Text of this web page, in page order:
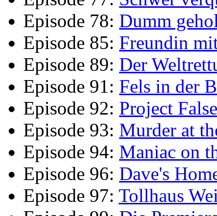
Episode 78: Dumm
Episode 85: Freundin
Episode 89: Der
Episode 91: Fels in der
Episode 92: Project
Episode 93: Murder at
Episode 94: Maniac on
Episode 96: Dave's
Episode 97: Tollhaus